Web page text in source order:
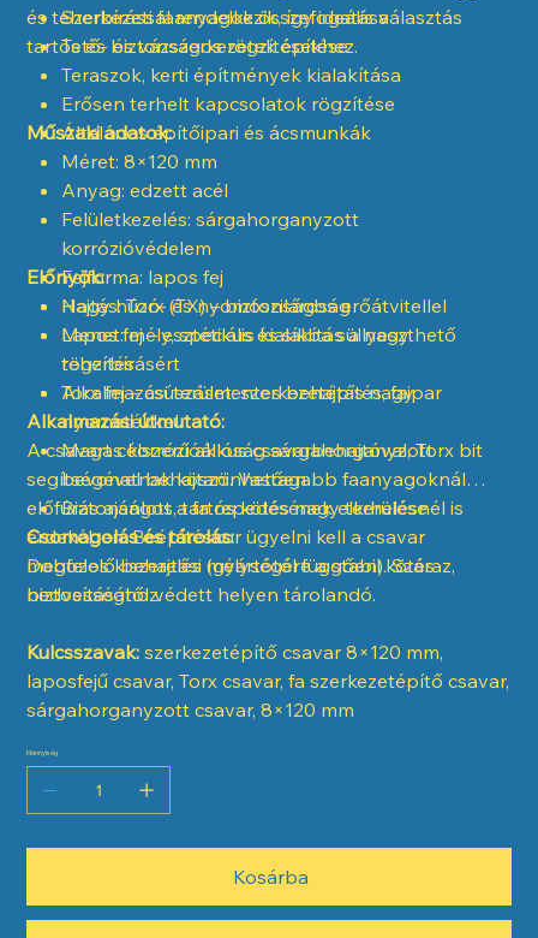
és teherbírással rendelkezik, így ideális választás
tartós és biztonságos rögzítésekhez.
Szerkezeti faanyagok összefogatása
Tető- és vázszerkezetek építése
Teraszok, kerti építmények kialakítása
Erősen terhelt kapcsolatok rögzítése
Általános építőipari és ácsmunkák
Műszaki adatok:
Méret: 8×120 mm
Anyag: edzett acél
Felületkezelés: sárgahorganyzott
korrózióvédelem
Fejforma: lapos fej
Hajtás: Torx (TX) – biztonságos erőátvitellel
Menet: mély, speciális kialakítás a nagy
teherbírásért
Alkalmazási terület: szerkezetépítés, faipar
Előnyök:
Nagy húzó- és nyomószilárdság
Lapos fej – esztétikus és síkba süllyeszthető
rögzítés
Torx fej – csúszásmentes behajtás nagy
nyomatékkal
Magas korrózióállóság sárgahorganyzott
bevonatnak köszönhetően
Biztonságos, tartós kötés nagy terhelésnél is
Alkalmazási útmutató:
A csavart célszerű akkus csavarbehajtóval, Torx bit
segítségével behajtani. Vastagabb faanyagoknál
előfúrás ajánlott a fa repedésének elkerülése
érdekében. Beépítéskor ügyelni kell a csavar
megfelelő behajtási mélységére a stabil kötés
biztosításához.
Csomagolás és tárolás:
Dobozos kiszerelés (gyártótól függően). Száraz,
nedvességtől védett helyen tárolandó.
Kulcsszavak: szerkezetépítő csavar 8×120 mm,
laposfejű csavar, Torx csavar, fa szerkezetépítő csavar,
sárgahorganyzott csavar, 8×120 mm
Mennyiség
Kosárba